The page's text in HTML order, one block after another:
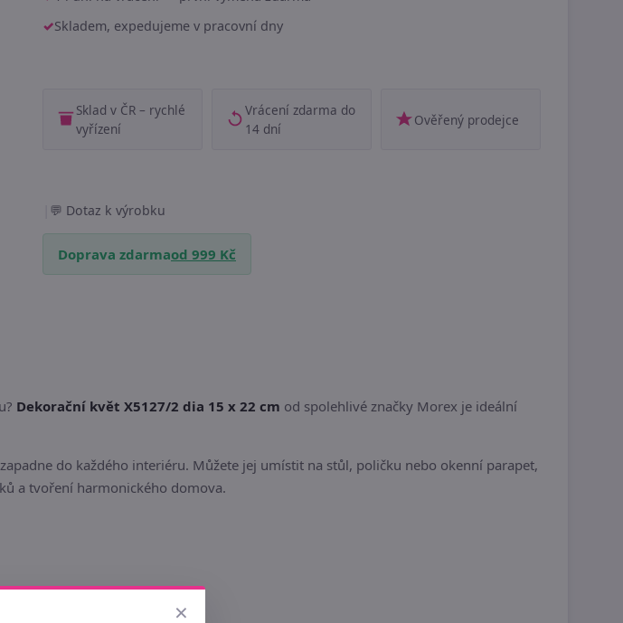
Skladem, expedujeme v pracovní dny
Sklad v ČR – rychlé
vyřízení
Vrácení zdarma do
14 dní
Ověřený prodejce
Dotaz k výrobku
Doprava zdarmaod 999 Kč
Dekorační květ X5127/2 dia 15 x 22 cm od spolehlivé značky Morex je ideální
do každého interiéru. Můžete jej umístit na stůl, poličku nebo okenní parapet,
a tvoření harmonického domova.
×